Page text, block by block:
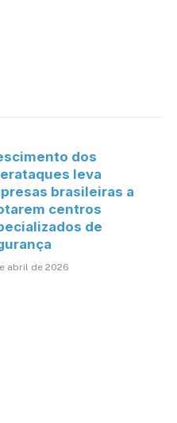
dos
leva
brasileiras a
centros
de
abril de 2026